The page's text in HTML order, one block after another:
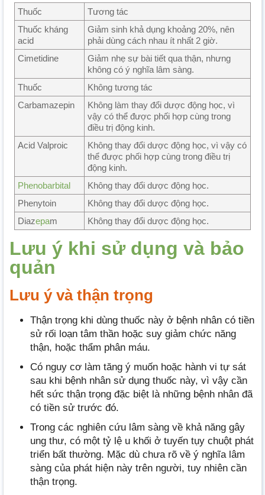
Thuốc
Tương tác
Thuốc kháng
acid
Giảm sinh khả dụng khoảng 20%, nên
phải dùng cách nhau ít nhất 2 giờ.
Cimetidine
Giảm nhẹ sự bài tiết qua thận, nhưng
không có ý nghĩa lâm sàng.
Thuốc
Không tương tác
Carbamazepin
Không làm thay đổi dược động học, vì
vậy có thể được phối hợp cùng trong
điều trị động kinh.
Acid Valproic
Không thay đổi dược động học, vì vậy có
thể được phối hợp cùng trong điều trị
động kinh.
Phenobarbital
Không thay đổi dược động học.
Phenytoin
Không thay đổi dược động học.
Diazepam Không thay đổi dược động học.
Lưu ý khi sử dụng và bảo
quản
Lưu ý và thận trọng
Thận trọng khi dùng thuốc này ở bệnh nhân có tiền
sử rối loạn tâm thần hoặc suy giảm chức năng
thận, hoặc thẩm phân máu.
Có nguy cơ làm tăng ý muốn hoặc hành vi tự sát
sau khi bệnh nhân sử dụng thuốc này, vì vậy cần
hết sức thận trọng đặc biệt là những bệnh nhân đã
có tiền sử trước đó.
Trong các nghiên cứu lâm sàng về khả năng gây
ung thư, có một tỷ lệ u khối ở tuyến tụy chuột phát
triển bất thường. Mặc dù chưa rõ về ý nghĩa lâm
sàng của phát hiện này trên người, tuy nhiên cần
thận trọng.